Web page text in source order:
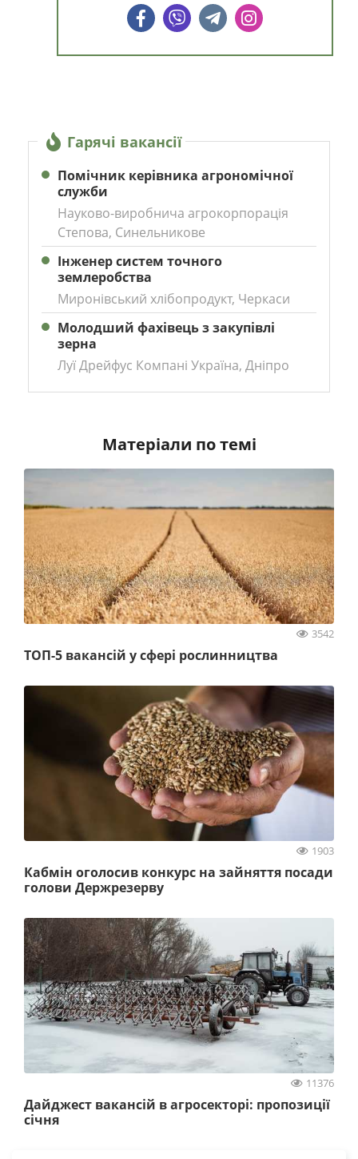
Гарячі вакансії
Помічник керівника агрономічної
служби
Науково-виробнича агрокорпорація
Степова, Синельникове
Інженер систем точного
землеробства
Миронівський хлібопродукт, Черкаси
Молодший фахівець з закупівлі
зерна
Луї Дрейфус Компані Україна, Дніпро
Матеріали по темі
3542
ТОП-5 вакансій у сфері рослинництва
1903
Кабмін оголосив конкурс на зайняття посади
голови Держрезерву
11376
Дайджест вакансій в агросекторі: пропозиції
січня